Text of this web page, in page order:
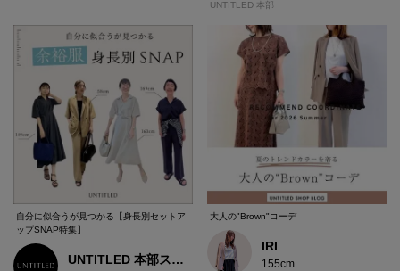
UNTITLED 本部
自分に似合うが見つかる【身長別セットア
ップSNAP特集】
UNTITLED 本部スタッフ
大人の"Brown"コーデ
IRI
155cm